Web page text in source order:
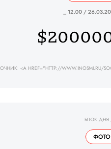
_ 12.00 /
<A HREF="HTTP://WWW.INOSMI.RU/
БЛОК ДНЯ